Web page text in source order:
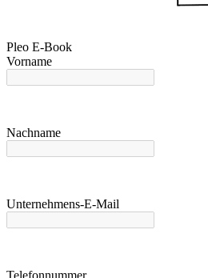
Pleo E-Book
Vorname
Nachname
Unternehmens-E-Mail
Telefonnummer